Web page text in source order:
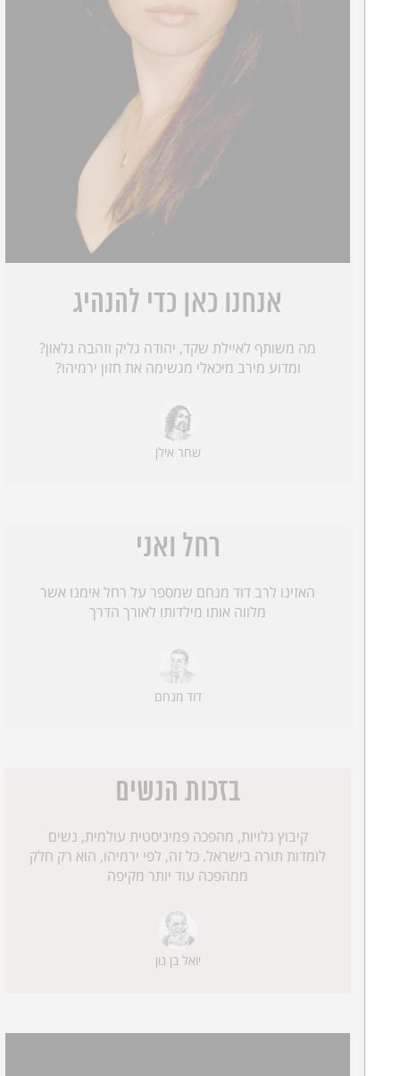
אנחנו כאן כדי להנהיג
מה משותף לאיילת שקד, יהודה גליק וזהבה גלאון?
ומדוע מירב מיכאלי מגשימה את חזון ירמיהו?
שחר אילן
רחל ואני
האזינו לרב דוד מנחם שמספר על רחל אימנו אשר
מלווה אותו מילדותו לאורך הדרך
דוד מנחם
בזכות הנשים
קיבוץ גלויות, מהפכה פמיניסטית עולמית, נשים
לומדות תורה בישראל. כל זה, לפי ירמיהו, הוא רק חלק
ממהפכה עוד יותר מקיפה
יואל בן נון